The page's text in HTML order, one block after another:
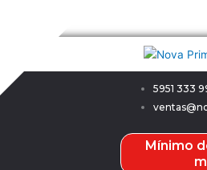
5951 333
Mínimo